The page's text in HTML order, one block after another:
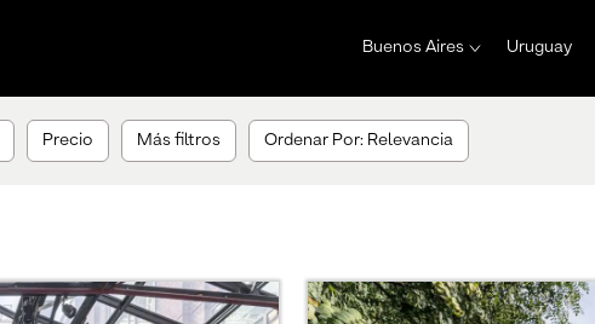
Buenos Aires Uruguay
Precio Más filtros Ordenar Por: Relevancia